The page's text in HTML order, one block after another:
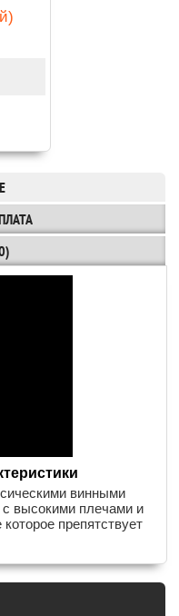
винными
высокими плечами и
препятствует